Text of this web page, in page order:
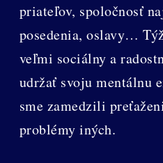
priateľov, spoločnosť
posedenia, oslavy…
veľmi sociálny a
udržať svoju mentálnu
sme zamedzili
problémy iných.